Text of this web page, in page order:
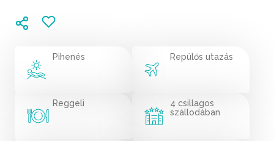
Pihenés Repülős utazás
Reggeli
4 csillagos
szállodában